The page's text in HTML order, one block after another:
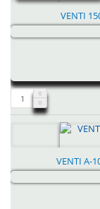
VENTI
VENTI А-